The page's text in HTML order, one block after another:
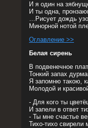
И я один на
И ты одна,
…Рисует дождь
Минорной нотой
Оглавление >>
Белая сирень
В подвенечное
Тонкий запах
Я запомню такою,
Молодой и
- Для кого ты
И запели в ответ
- Ты мне счастье
Тихо-тихо свирели